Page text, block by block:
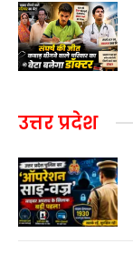
उत्तर प्रदेश